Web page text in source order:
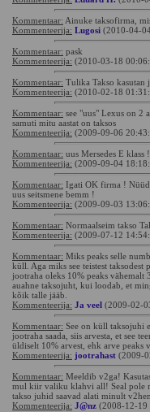
Kommentaar: Ainuke taksofirma,
Kommenteerija: Lugosi (2010-04-
Kommentaar: pask
Kommenteerija: (2010-03-18
Kommentaar: Tulika Takso kasutan
Kommenteerija: (2010-02-18
Kommentaar: see "uus" Lexus on 2
samuti mitu aastat on taksos
Kommenteerija: (2009-09-06
Kommentaar: uus Mersedes E klass
Kommenteerija: (2009-09-04
Kommentaar: Igati OK firma ! Nüüd
uus seitsmene bemm !
Kommenteerija: (2009-09-03
Kommentaar: Normaalseim takso
Kommenteerija: (2009-07-12
Kommentaar: Miks peaks selle
küll. Aga miks see teistest taksodest
jootraha oleks 10% peaks vähemalt
auahne taksojuht, kui loodab, et
kõik talle jääb.
Kommenteerija: Ja veel (2009-02-
Kommentaar: See on küll taksojuhi
jootraha saada, siis arvesta, et see
üldiselt 10% arvest, ehk arve peaks
Kommenteerija: jootrahast (2009-
Kommentaar: Meeldib v2ga!
mul kiir valiku klahvi all! Seal pole
takso juhid saavad alati minult
Kommenteerija: J@nz (2008-12-